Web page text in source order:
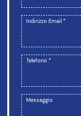
Indirizzo Email *
Telefono *
Messaggio